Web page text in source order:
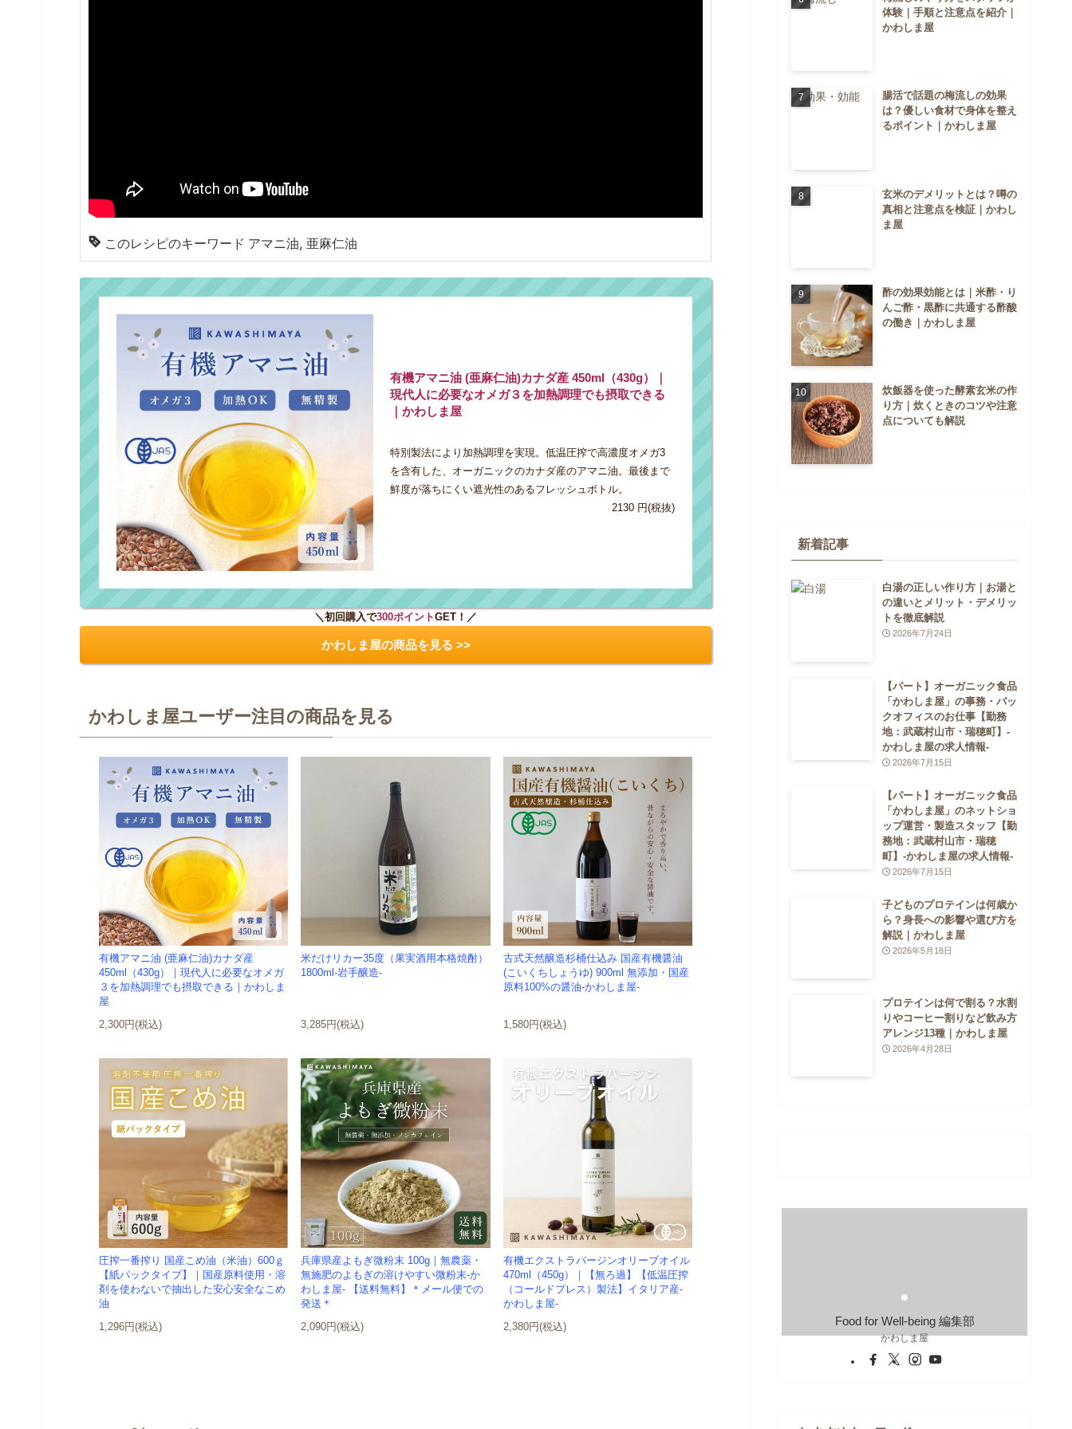
このレシピのキーワード アマニ油, 亜麻仁油
有機アマニ油 (亜麻仁油)カナダ産 450ml（430g）｜
現代人に必要なオメガ３を加熱調理でも摂取できる
｜かわしま屋
特別製法により加熱調理を実現。低温圧搾で高濃度オメガ3
を含有した、オーガニックのカナダ産のアマニ油。最後まで
鮮度が落ちにくい遮光性のあるフレッシュボトル。
2130 円(税抜)
＼初回購入で300ポイントGET！／
かわしま屋の商品を見る >>
かわしま屋ユーザー注目の商品を見る
有機アマニ油 (亜麻仁油)カナダ産
450ml（430g）｜現代人に必要なオメガ
３を加熱調理でも摂取できる｜かわしま
屋
2,300円(税込)
米だけリカー35度（果実酒用本格焼酎）
1800ml-岩手醸造-
3,285円(税込)
古式天然醸造杉桶仕込み 国産有機醤油
(こいくちしょうゆ) 900ml 無添加・国産
原料100%の醤油-かわしま屋-
1,580円(税込)
圧搾一番搾り 国産こめ油（米油）600ｇ
【紙パックタイプ】｜国産原料使用・溶
剤を使わないで抽出した安心安全なこめ
油
1,296円(税込)
兵庫県産よもぎ微粉末 100g｜無農薬・
無施肥のよもぎの溶けやすい微粉末-か
わしま屋- 【送料無料】＊メール便での
発送＊
2,090円(税込)
有機エクストラバージンオリーブオイル
470ml（450g）｜【無ろ過】【低温圧搾
（コールドプレス）製法】イタリア産-
かわしま屋-
2,380円(税込)
体験｜手順と注意点を紹介｜
かわしま屋
腸活で話題の梅流しの効果
は？優しい食材で身体を整え
るポイント｜かわしま屋
玄米のデメリットとは？噂の
真相と注意点を検証｜かわし
ま屋
酢の効果効能とは｜米酢・り
んご酢・黒酢に共通する酢酸
の働き｜かわしま屋
炊飯器を使った酵素玄米の作
り方｜炊くときのコツや注意
点についても解説
新着記事
白湯の正しい作り方｜お湯と
の違いとメリット・デメリッ
トを徹底解説
2026年7月24日
【パート】オーガニック食品
「かわしま屋」の事務・バッ
クオフィスのお仕事【勤務
地：武蔵村山市・瑞穂町】-
かわしま屋の求人情報-
2026年7月15日
【パート】オーガニック食品
「かわしま屋」のネットショ
ップ運営・製造スタッフ【勤
務地：武蔵村山市・瑞穂
町】-かわしま屋の求人情報-
2026年7月15日
子どものプロテインは何歳か
ら？身長への影響や選び方を
解説｜かわしま屋
2026年5月18日
プロテインは何で割る？水割
りやコーヒー割りなど飲み方
アレンジ13種｜かわしま屋
2026年4月28日
Food for Well-being 編集部
かわしま屋